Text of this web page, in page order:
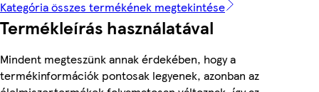
Kategória összes termékének megtekintése
Termékleírás használatával
Mindent megteszünk annak érdekében, hogy a
termékinformációk pontosak legyenek, azonban az